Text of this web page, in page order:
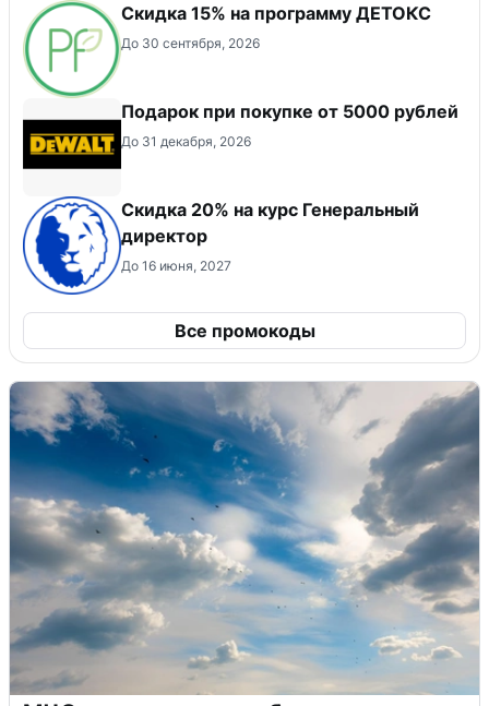
Скидка 15% на программу ДЕТОКС
До 30 сентября, 2026
Подарок при покупке от 5000 рублей
До 31 декабря, 2026
Скидка 20% на курс Генеральный
директор
До 16 июня, 2027
Все промокоды